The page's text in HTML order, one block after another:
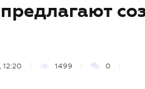
12:20 1499 0